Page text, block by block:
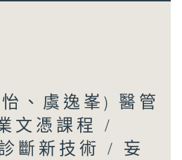
、虞逸峯) 醫管
文憑課程 /
斷新技術 / 妄